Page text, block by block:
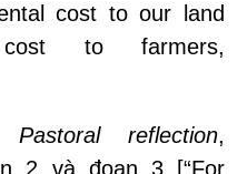
cost to our land
to farmers,
Pastoral reflection,
2 và đoạn 3 [“For